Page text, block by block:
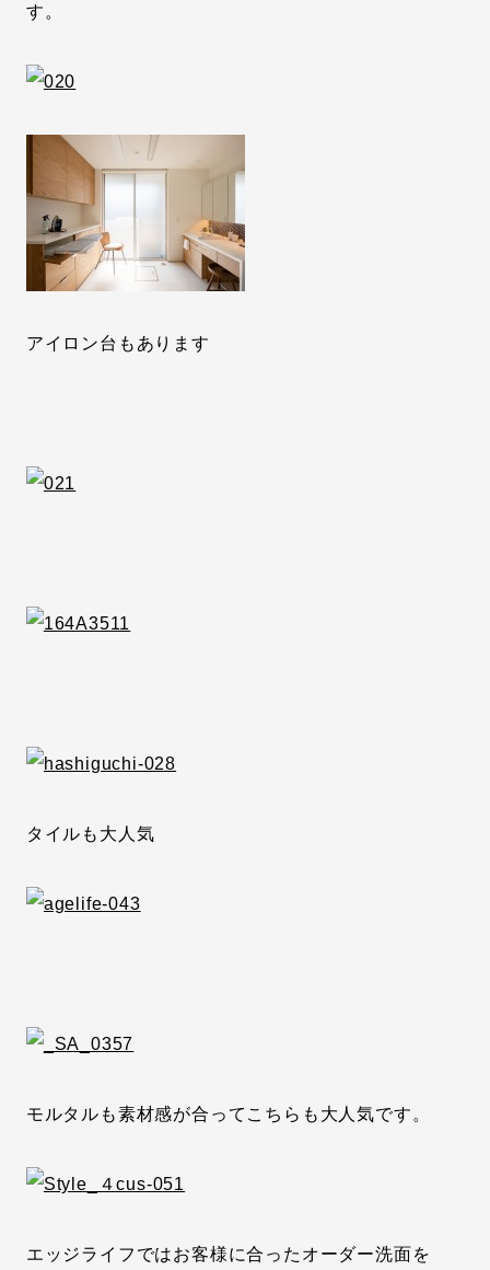
す。
アイロン台もあります
タイルも大人気
モルタルも素材感が合ってこちらも大人気です。
エッジライフではお客様に合ったオーダー洗面を